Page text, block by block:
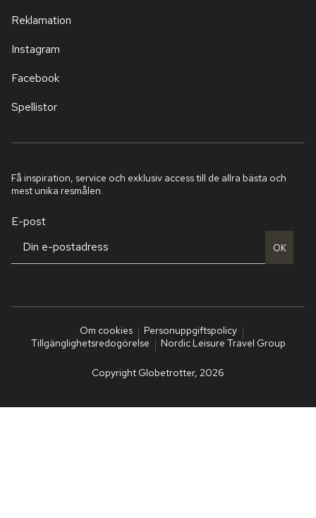
Reklamation
Instagram
Facebook
Spellistor
Få inspiration, service och exklusiv access till de allra bästa och
mest unika resmålen.
E-post
OK
Om cookies
Personuppgiftspolicy
Tillgänglighetsredogörelse
Nordic Leisure Travel Group
Copyright Globetrotter, 2026